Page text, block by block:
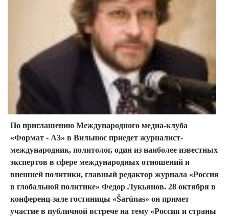
По приглашению Международного медиа-клуба
«Формат - А3» в Вильнюс приедет журналист-
международник, политолог, один из наиболее известных
экспертов в сфере международных отношений и
внешней политики, главный редактор журнала «Россия
в глобальной политике» Федор Лукьянов. 28 октября в
конференц-зале гостиницы «Šarūnas» он примет
участие в публичной встрече на тему «Россия и страны